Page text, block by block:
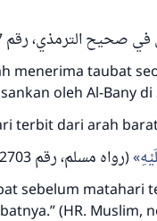
صحيح الترمذي، رقم 3537)
menerima taubat
oleh Al-Bany di
terbit dari arah
(رواه مسلم، رقم 2703)
sebelum
(HR. Muslim,
no.
kami dalam